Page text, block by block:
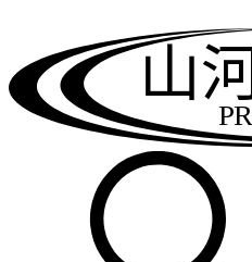
山